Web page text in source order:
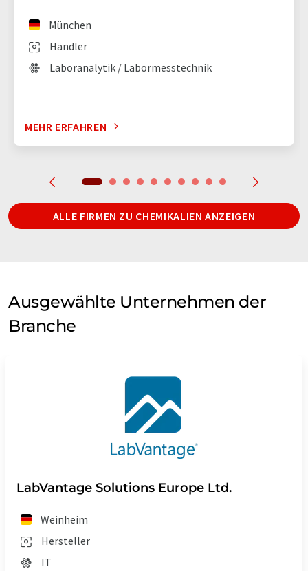
Händler
München
Laboranalytik / Labormesstechnik
MEHR ERFAHREN
ALLE FIRMEN ZU CHEMIKALIEN ANZEIGEN
Ausgewählte Unternehmen der
Branche
LabVantage Solutions Europe Ltd.
Weinheim
Hersteller
IT